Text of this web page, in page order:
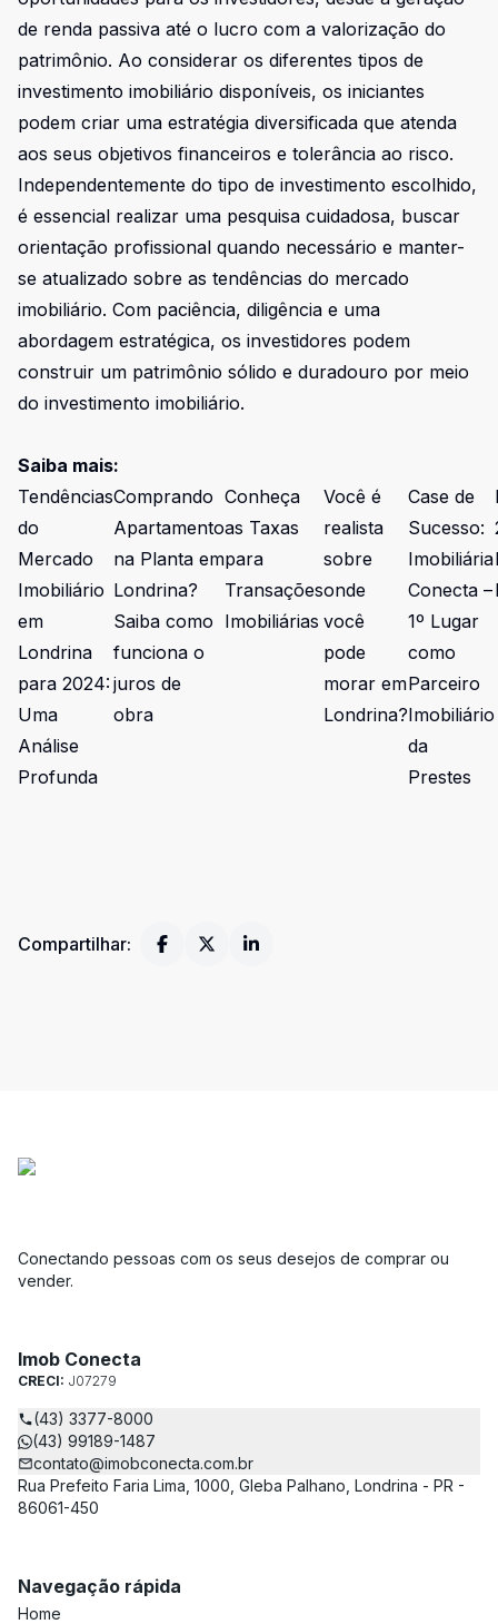
de renda passiva até o lucro com a valorização do
patrimônio. Ao considerar os diferentes tipos de
investimento imobiliário disponíveis, os iniciantes
podem criar uma estratégia diversificada que atenda
aos seus objetivos financeiros e tolerância ao risco.
Independentemente do tipo de investimento escolhido,
é essencial realizar uma pesquisa cuidadosa, buscar
orientação profissional quando necessário e manter-
se atualizado sobre as tendências do mercado
imobiliário. Com paciência, diligência e uma
abordagem estratégica, os investidores podem
construir um patrimônio sólido e duradouro por meio
do investimento imobiliário.
Saiba mais:
Tendências
do
Mercado
Imobiliário
em
Londrina
para 2024:
Uma
Análise
Profunda
Comprando
Apartamento
na Planta em
Londrina?
Saiba como
funciona o
juros de
obra
Conheça
as Taxas
para
Transações
Imobiliárias
Você é
realista
sobre
onde
você
pode
morar em
Londrina?
Case de
Sucesso:
Imobiliária
Conecta –
1º Lugar
como
Parceiro
Imobiliário
da
Prestes
Compartilhar:
Conectando pessoas com os seus desejos de comprar ou
vender.
Imob Conecta
CRECI: J07279
(43) 3377-8000
(43) 99189-1487
contato@imobconecta.com.br
Rua Prefeito Faria Lima, 1000, Gleba Palhano, Londrina - PR -
86061-450
Navegação rápida
Home